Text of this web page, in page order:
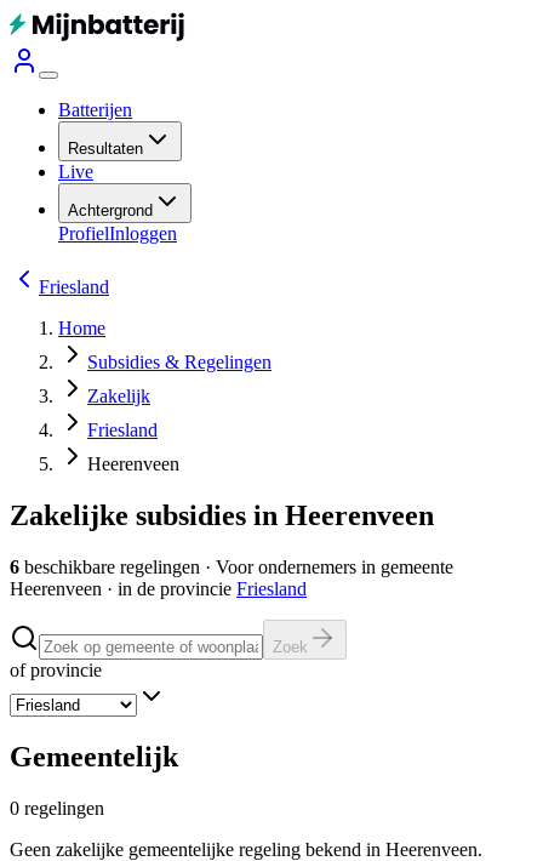
Batterijen
Resultaten
Live
Achtergrond
ProfielInloggen
Friesland
Home
Subsidies & Regelingen
Zakelijk
Friesland
Heerenveen
Zakelijke subsidies in Heerenveen
6 beschikbare regelingen · Voor ondernemers in gemeente
Heerenveen · in de provincie Friesland
Zoek
of provincie
Gemeentelijk
0 regelingen
Geen zakelijke gemeentelijke regeling bekend in Heerenveen.